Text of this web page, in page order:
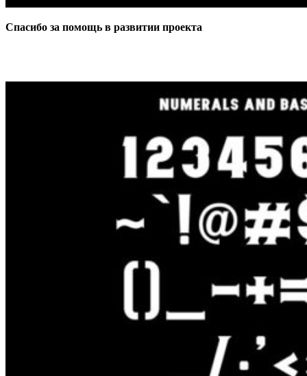
Спасибо за помощь в развитии проекта